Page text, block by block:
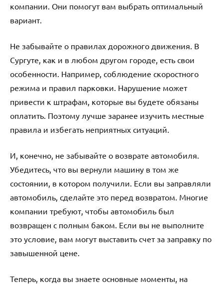
компании. Они помогут вам выбрать оптимальный
вариант.
Не забывайте о правилах дорожного движения. В
Сургуте, как и в любом другом городе, есть свои
особенности. Например, соблюдение скоростного
режима и правил парковки. Нарушение может
привести к штрафам, которые вы будете обязаны
оплатить. Поэтому лучше заранее изучить местные
правила и избегать неприятных ситуаций.
И, конечно, не забывайте о возврате автомобиля.
Убедитесь, что вы вернули машину в том же
состоянии, в котором получили. Если вы заправляли
автомобиль, сделайте это перед возвратом. Многие
компании требуют, чтобы автомобиль был
возвращен с полным баком. Если вы не выполните
это условие, вам могут выставить счет за заправку по
завышенной цене.
Теперь, когда вы знаете основные моменты, на